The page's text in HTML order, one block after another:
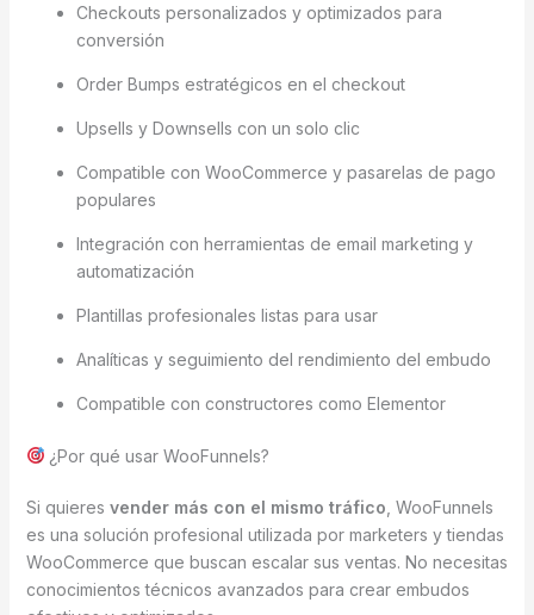
Checkouts personalizados y optimizados para
conversión
Order Bumps estratégicos en el checkout
Upsells y Downsells con un solo clic
Compatible con WooCommerce y pasarelas de pago
populares
Integración con herramientas de email marketing y
automatización
Plantillas profesionales listas para usar
Analíticas y seguimiento del rendimiento del embudo
Compatible con constructores como Elementor
¿Por qué usar WooFunnels?
Si quieres vender más con el mismo tráfico , WooFunnels
es una solución profesional utilizada por marketers y tiendas
WooCommerce que buscan escalar sus ventas. No necesitas
conocimientos técnicos avanzados para crear embudos